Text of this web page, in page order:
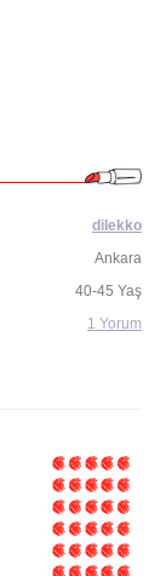
dilekko
Ankara
40-45 Yaş
1 Yorum